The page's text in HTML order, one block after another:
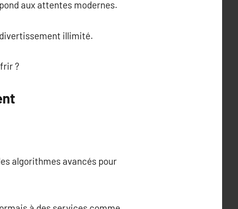
aux attentes modernes.
illimité.
?
algorithmes avancés pour